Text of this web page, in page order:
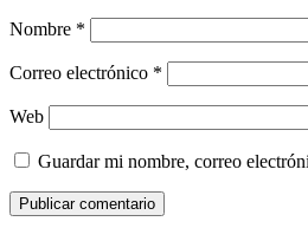
Nombre *
Correo electrónico *
Web
Guardar mi nombre, correo